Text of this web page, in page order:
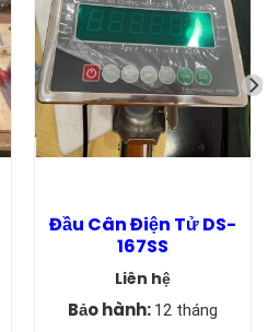
Đầu Cân Điện Tử DS-
167SS
Liên hệ
Bảo hành: 12 tháng